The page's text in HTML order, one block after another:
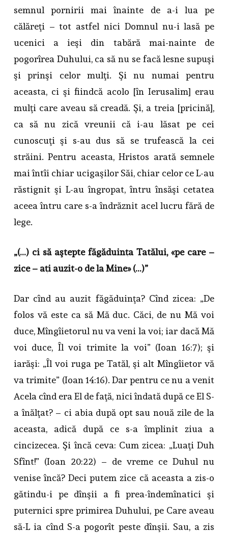
semnul pornirii mai înainte de a-i lua pe
călăreţi – tot astfel nici Domnul nu-i lasă pe
ucenici a ieşi din tabără mai-nainte de
pogorîrea Duhului, ca să nu se facă lesne supuşi
şi prinşi celor mulţi. Şi nu numai pentru
aceasta, ci şi fiindcă acolo [în Ierusalim] erau
mulţi care aveau să creadă. Şi, a treia [pricină],
ca să nu zică vreunii că i-au lăsat pe cei
cunoscuţi şi s-au dus să se trufească la cei
străini. Pentru aceasta, Hristos arată semnele
mai întîi chiar ucigaşilor Săi, chiar celor ce L-au
răstignit şi L-au îngropat, întru însăşi cetatea
aceea întru care s-a îndrăznit acel lucru fără de
lege.
„(…) ci să aştepte făgăduinţa Tatălui, «pe care –
zice – aţi auzit-o de la Mine» (…)”
Dar cînd au auzit făgăduinţa? Cînd zicea: „De
folos vă este ca să Mă duc. Căci, de nu Mă voi
duce, Mîngîietorul nu va veni la voi; iar dacă Mă
voi duce, Îl voi trimite la voi” (Ioan 16:7); şi
iarăşi: „Îl voi ruga pe Tatăl, şi alt Mîngîietor vă
va trimite” (Ioan 14:16). Dar pentru ce nu a venit
Acela cînd era El de faţă, nici îndată după ce El S-
a înălţat? – ci abia după opt sau nouă zile de la
aceasta, adică după ce s-a împlinit ziua a
cincizecea. Şi încă ceva: Cum zicea: „Luaţi Duh
Sfînt!” (Ioan 20:22) – de vreme ce Duhul nu
venise încă? Deci putem zice că aceasta a zis-o
gătindu-i pe dînşii a fi prea-îndemînatici şi
puternici spre primirea Duhului, pe Care aveau
să-L ia cînd S-a pogorît peste dînşii. Sau, a zis